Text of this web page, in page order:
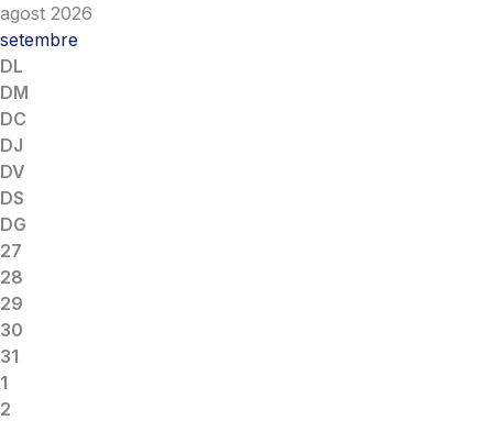
agost 2026
setembre
DL
DM
DC
DJ
DV
DS
DG
27
28
29
30
31
1
2